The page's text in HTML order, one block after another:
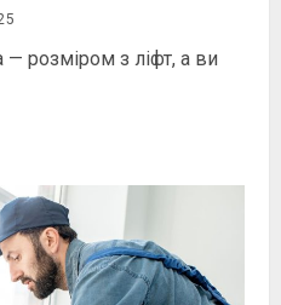
— розміром з ліфт, а ви